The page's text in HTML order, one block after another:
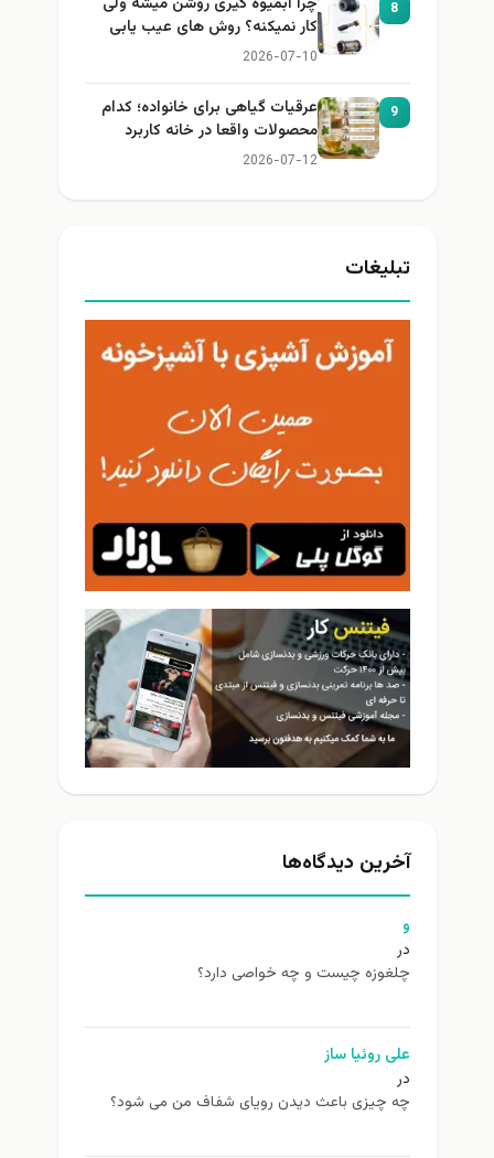
8
کار نمیکنه؟ روش های عیب یابی
2026-07-10
9
عرقیات گیاهی برای خانواده؛ کدام
محصولات واقعا در خانه کاربرد
دارند؟
2026-07-12
تبلیغات
آخرین دیدگاه‌ها
و
در
چلغوزه چیست و چه خواصی دارد؟
علی روئیا ساز
در
چه چیزی باعث دیدن رویای شفاف من می شود؟